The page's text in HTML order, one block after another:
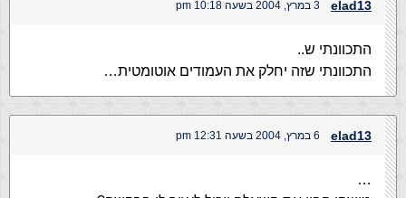
elad13 3 במרץ, 2004 בשעה 10:18 pm
התכוונתי ש..
התכוונתי שזה יחלק את העמודים אוטומטית…
elad13 6 במרץ, 2004 בשעה 12:31 pm
…